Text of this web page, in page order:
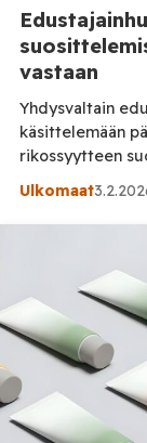
vastaan
Yhdysvaltain
käsittelemään
rikossyytteen
Clintonia ja
heidän
kutsuja
asiasta kertoo
tien koko
Ulkomaat